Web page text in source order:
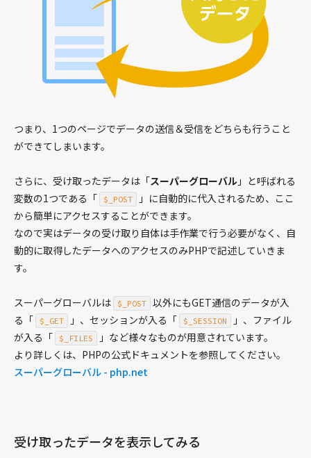
ワークショップ
HTML&CSS入門 WEBサイトを作る
CSSプロパティ
HTML要素
PHP
レシピ
変数
配列
文字列
数値
出力
つまり、1つのページでデータの送信＆受信をどちらも行うこと
ができてしまいます。
さらに、受け取ったデータは「スーパーグローバル 」と呼ばれる
変数の1つである「 $_POST
」に自動的に代入されるため、ここ
から簡単にアクセスすることができます。
なので実はデータの受け取り自体は手作業で行う必要がなく、自
動的に取得したデータへのアクセスのみPHPで記述していきま
す。
スーパーグローバルは $_POST 以外にもGET通信のデータが入
る「 $_GET 」、セッションが入る「 $_SESSION
」、ファイル
が入る「 $_FILES
」など様々なものが用意されています。
より詳しくは、PHPの公式ドキュメントを参照してください。
スーパーグローバル - php.net
受け取ったデータを表示してみる